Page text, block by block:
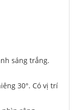
sáng trắng.
30°. Có vị trí